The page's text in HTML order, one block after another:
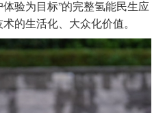
验为目标”的完整氢能民生应
的生活化、大众化价值。